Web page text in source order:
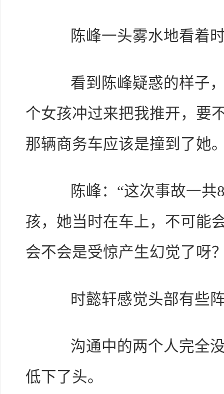
陈峰一头雾水地看着时
看到陈峰疑惑的样子，
个女孩冲过来把我推开，要
那辆商务车应该是撞到了她
陈峰：“这次事故一共8
孩，她当时在车上，不可
会不会是受惊产生幻觉了呀
时懿轩感觉头部有些阵
沟通中的两个人完全没
低下了头。